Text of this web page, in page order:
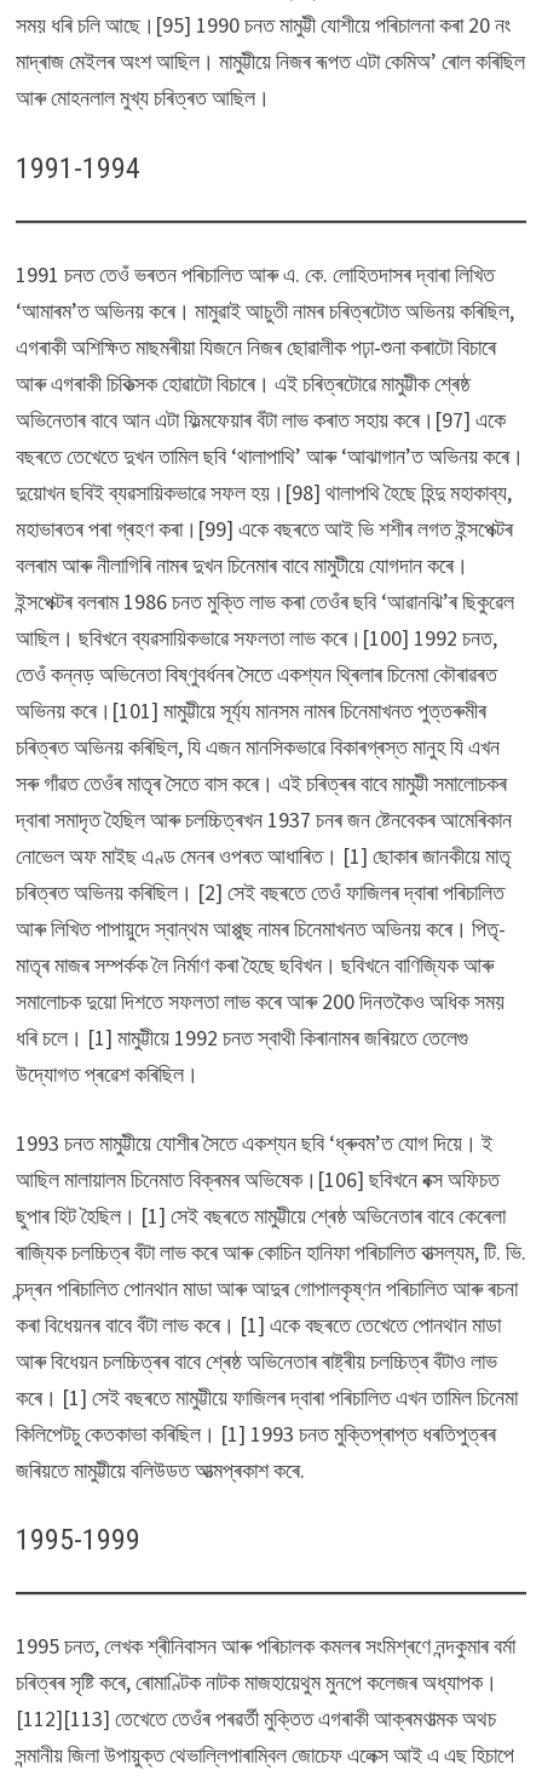
সময় ধৰি চলি আছে।[95] 1990 চনত মামুট্টী যোশীয়ে পৰিচালনা কৰা 20 নং
মাদ্ৰাজ মেইলৰ অংশ আছিল। মামুট্টীয়ে নিজৰ ৰূপত এটা কেমিঅ’ ৰোল কৰিছিল
আৰু মোহনলাল মুখ্য চৰিত্ৰত আছিল।
1991-1994
1991 চনত তেওঁ ভৰতন পৰিচালিত আৰু এ. কে. লোহিতদাসৰ দ্বাৰা লিখিত
‘আমাৰম’ত অভিনয় কৰে। মামুৱাই আচুতী নামৰ চৰিত্ৰটোত অভিনয় কৰিছিল,
এগৰাকী অশিক্ষিত মাছমৰীয়া যিজনে নিজৰ ছোৱালীক পঢ়া-শুনা কৰাটো বিচাৰে
আৰু এগৰাকী চিকিত্সক হোৱাটো বিচাৰে। এই চৰিত্ৰটোৱে মামুট্টীক শ্ৰেষ্ঠ
অভিনেতাৰ বাবে আন এটা ফিল্মফেয়াৰ বঁটা লাভ কৰাত সহায় কৰে।[97] একে
বছৰতে তেখেতে দুখন তামিল ছবি ‘থালাপাথি’ আৰু ‘আঝাগান’ত অভিনয় কৰে।
দুয়োখন ছবিই ব্যৱসায়িকভাৱে সফল হয়।[98] থালাপথি হৈছে হিন্দু মহাকাব্য,
মহাভাৰতৰ পৰা গ্ৰহণ কৰা।[99] একে বছৰতে আই ভি শশীৰ লগত ইন্সপেক্টৰ
বলৰাম আৰু নীলাগিৰি নামৰ দুখন চিনেমাৰ বাবে মামুটীয়ে যোগদান কৰে।
ইন্সপেক্টৰ বলৰাম 1986 চনত মুক্তি লাভ কৰা তেওঁৰ ছবি ‘আৱানঝি’ৰ ছিকুৱেল
আছিল। ছবিখনে ব্যৱসায়িকভাৱে সফলতা লাভ কৰে।[100] 1992 চনত,
তেওঁ কন্নড় অভিনেতা বিষ্ণুবৰ্ধনৰ সৈতে একশ্যন থ্ৰিলাৰ চিনেমা কৌৰাৱৰত
অভিনয় কৰে।[101] মামুট্টীয়ে সূৰ্য্য মানসম নামৰ চিনেমাখনত পুত্তৰুমীৰ
চৰিত্ৰত অভিনয় কৰিছিল, যি এজন মানসিকভাৱে বিকাৰগ্ৰস্ত মানুহ যি এখন
সৰু গাঁৱত তেওঁৰ মাতৃৰ সৈতে বাস কৰে। এই চৰিত্ৰৰ বাবে মামুট্টী সমালোচকৰ
দ্বাৰা সমাদৃত হৈছিল আৰু চলচ্চিত্ৰখন 1937 চনৰ জন ষ্টেনবেকৰ আমেৰিকান
নোভেল অফ মাইছ এণ্ড মেনৰ ওপৰত আধাৰিত। [1] ছোকাৰ জানকীয়ে মাতৃ
চৰিত্ৰত অভিনয় কৰিছিল। [2] সেই বছৰতে তেওঁ ফাজিলৰ দ্বাৰা পৰিচালিত
আৰু লিখিত পাপায়ুদে স্বান্থম আপ্পুছ নামৰ চিনেমাখনত অভিনয় কৰে। পিতৃ-
মাতৃৰ মাজৰ সম্পৰ্কক লৈ নিৰ্মাণ কৰা হৈছে ছবিখন। ছবিখনে বাণিজ্যিক আৰু
সমালোচক দুয়ো দিশতে সফলতা লাভ কৰে আৰু 200 দিনতকৈও অধিক সময়
ধৰি চলে। [1] মামুট্টীয়ে 1992 চনত স্বাথী কিৰানামৰ জৰিয়তে তেলেগু
উদ্যোগত প্ৰৱেশ কৰিছিল।
1993 চনত মামুট্টীয়ে যোশীৰ সৈতে একশ্যন ছবি ‘ধ্ৰুবম’ত যোগ দিয়ে। ই
আছিল মালায়ালম চিনেমাত বিক্ৰমৰ অভিষেক।[106] ছবিখনে বক্স অফিচত
ছুপাৰ হিট হৈছিল। [1] সেই বছৰতে মামুট্টীয়ে শ্ৰেষ্ঠ অভিনেতাৰ বাবে কেৰেলা
ৰাজ্যিক চলচ্চিত্ৰ বঁটা লাভ কৰে আৰু কোচিন হানিফা পৰিচালিত বাত্সল্যম, টি. ভি.
চন্দ্ৰন পৰিচালিত পোনথান মাডা আৰু আদুৰ গোপালকৃষ্ণন পৰিচালিত আৰু ৰচনা
কৰা বিধেয়নৰ বাবে বঁটা লাভ কৰে। [1] একে বছৰতে তেখেতে পোনথান মাডা
আৰু বিধেয়ন চলচ্চিত্ৰৰ বাবে শ্ৰেষ্ঠ অভিনেতাৰ ৰাষ্ট্ৰীয় চলচ্চিত্ৰ বঁটাও লাভ
কৰে। [1] সেই বছৰতে মামুট্টীয়ে ফাজিলৰ দ্বাৰা পৰিচালিত এখন তামিল চিনেমা
কিলিপেটচু কেতকাভা কৰিছিল। [1] 1993 চনত মুক্তিপ্ৰাপ্ত ধৰতিপুত্ৰৰ
জৰিয়তে মামুট্টীয়ে বলিউডত আত্মপ্ৰকাশ কৰে.
1995-1999
1995 চনত, লেখক শ্ৰীনিবাসন আৰু পৰিচালক কমলৰ সংমিশ্ৰণে নন্দকুমাৰ বৰ্মা
চৰিত্ৰৰ সৃষ্টি কৰে, ৰোমাণ্টিক নাটক মাজহায়েথুম মুনপে কলেজৰ অধ্যাপক।
[112][113] তেখেতে তেওঁৰ পৰৱৰ্তী মুক্তিত এগৰাকী আক্ৰমণাত্মক অথচ
সন্মানীয় জিলা উপায়ুক্ত থেভাল্লিপাৰাম্বিল জোচেফ এলেক্স আই এ এছ হিচাপে